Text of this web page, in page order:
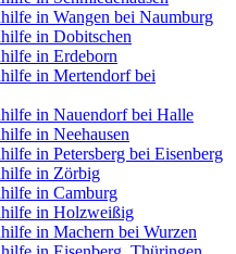
in Wangen bei Naumburg
in Dobitschen
in Erdeborn
in Mertendorf bei
in Nauendorf bei Halle
in Neehausen
in Petersberg bei Eisenberg
in Zörbig
in Camburg
in Holzweißig
in Machern bei Wurzen